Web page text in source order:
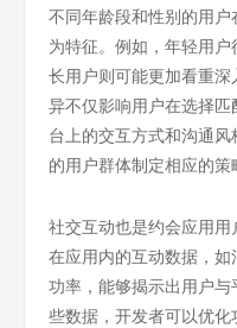
不同年龄段和性别的用
为特征。例如，年轻用
长用户则可能更加看重
异不仅影响用户在选择
台上的交互方式和沟通
的用户群体制定相应的策
社交互动也是约会应用
在应用内的互动数据，
功率，能够揭示出用户
些数据，开发者可以优